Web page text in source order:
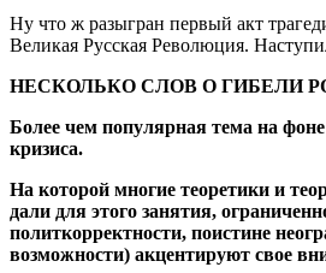
Ну что ж разыгран первый акт
Великая Русская Революция.
НЕСКОЛЬКО СЛОВ О ГИБЕЛИ
Более чем популярная тема на
кризиса.
На которой многие теоретики и
дали для этого занятия,
политкорректности, поистине
возможности) акцентируют свое